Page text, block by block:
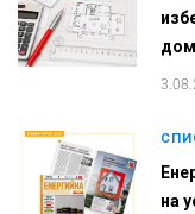
на